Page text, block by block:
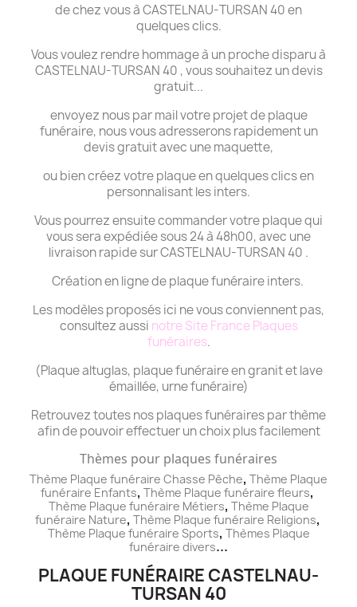
de chez vous à CASTELNAU-TURSAN 40 en
quelques clics.
Vous voulez rendre hommage à un proche disparu à
CASTELNAU-TURSAN 40 , vous souhaitez un devis
gratuit...
envoyez nous par mail votre projet de plaque
funéraire, nous vous adresserons rapidement un
devis gratuit avec une maquette,
ou bien créez votre plaque en quelques clics en
personnalisant les inters.
Vous pourrez ensuite commander votre plaque qui
vous sera expédiée sous 24 à 48h00, avec une
livraison rapide sur CASTELNAU-TURSAN 40 .
Création en ligne de plaque funéraire inters.
Les modèles proposés ici ne vous conviennent pas,
consultez aussi notre Site France Plaques
funéraires.
(Plaque altuglas, plaque funéraire en granit et lave
émaillée, urne funéraire)
Retrouvez toutes nos plaques funéraires par thème
afin de pouvoir effectuer un choix plus facilement
Thèmes pour plaques funéraires
Thème Plaque funéraire Chasse Pêche, Thème Plaque
funéraire Enfants, Thème Plaque funéraire fleurs,
Thème Plaque funéraire Métiers, Thème Plaque
funéraire Nature, Thème Plaque funéraire Religions,
Thème Plaque funéraire Sports, Thèmes Plaque
funéraire divers...
PLAQUE FUNÉRAIRE CASTELNAU-
TURSAN 40